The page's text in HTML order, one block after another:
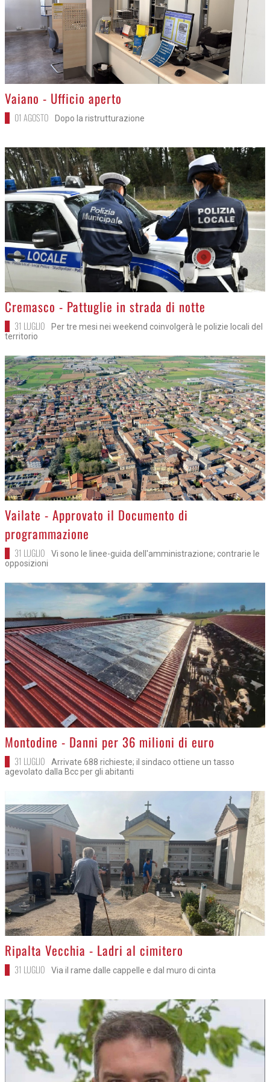
>
Vaiano - Ufficio aperto
01 AGOSTO Dopo la ristrutturazione
>
Cremasco - Pattuglie in strada di notte
31 LUGLIO
Per tre mesi nei weekend coinvolgerà le polizie locali del
territorio
>
Vailate - Approvato il Documento di
programmazione
31 LUGLIO
Vi sono le linee-guida dell'amministrazione; contrarie le
opposizioni
>Montodine - Danni per 36 milioni di euro
31 LUGLIO
Arrivate 688 richieste; il sindaco ottiene un tasso
agevolato dalla Bcc per gli abitanti
>
Ripalta Vecchia - Ladri al cimitero
31 LUGLIO Via il rame dalle cappelle e dal muro di cinta